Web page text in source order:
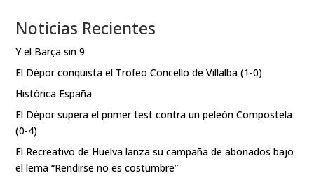
Noticias Recientes
Y el Barça sin 9
El Dépor conquista el Trofeo Concello de Villalba (1-0)
Histórica España
El Dépor supera el primer test contra un peleón Compostela
(0-4)
El Recreativo de Huelva lanza su campaña de abonados bajo
el lema “Rendirse no es costumbre”